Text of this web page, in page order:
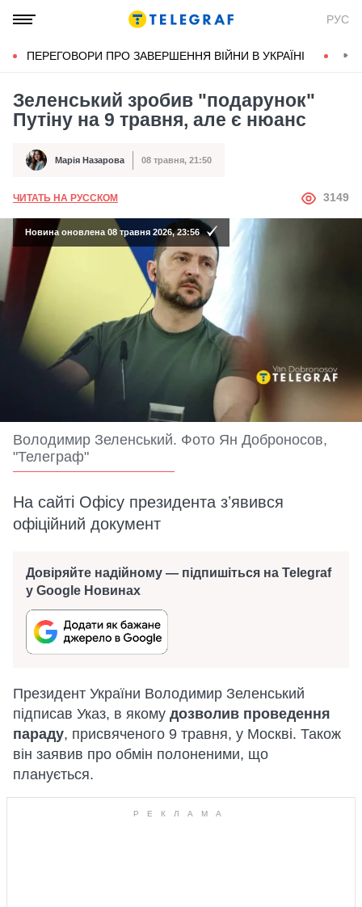
РУС
ПЕРЕГОВОРИ ПРО ЗАВЕРШЕННЯ ВІЙНИ В УКРАЇНІ
Зеленський зробив "подарунок"
Путіну на 9 травня, але є нюанс
Автор Марія Назарова
Дата публікації 08 травня, 21:50
ЧИТАТЬ НА РУССКОМ АВТОР
3149
Новина оновлена 08 травня 2026, 23:56
Володимир Зеленський. Фото Ян Доброносов,
"Телеграф"
На сайті Офісу президента зʼявився
офіційний документ
Довіряйте надійному — підпишіться на Telegraf
у Google Новинах
Президент України Володимир Зеленський
підписав Указ, в якому дозволив проведення
параду, присвяченого 9 травня, у Москві. Також
він заявив про обмін полоненими, що
планується.